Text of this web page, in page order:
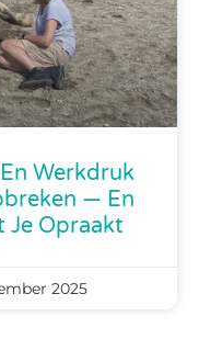
Werkdruk
— En
Je Opraakt
2025